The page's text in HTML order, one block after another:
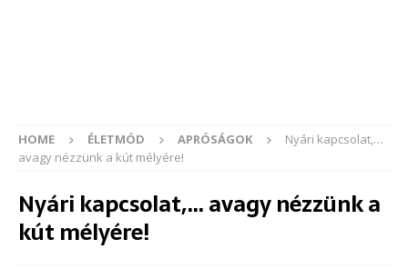
HOME ÉLETMÓD APRÓSÁGOK
Nyári kapcsolat,…
avagy nézzünk a kút mélyére!
Nyári kapcsolat,… avagy nézzünk a
kút mélyére!